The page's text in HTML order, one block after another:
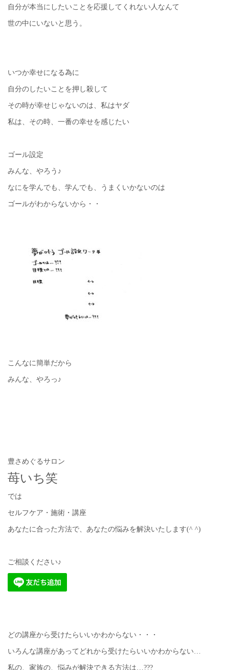
自分が本当にしたいことを応援してくれない人なんて
世の中にいないと思う。
いつか幸せになる為に
自分のしたいことを押し殺して
その時が幸せじゃないのは、私はヤダ
私は、その時、一番の幸せを感じたい
ゴール設定
みんな、やろう♪
なにを学んでも、学んでも、うまくいかないのは
ゴールがわからないから・・
こんなに簡単だから
みんな、やろっ♪
豊さめぐるサロン
苺いち笑
では
セルフケア・施術・講座
あなたに合った方法で、あなたの悩みを解決いたします(^ ^)
ご相談ください♪
どの講座から受けたらいいかわからない・・・
いろんな講座があってどれから受けたらいいかわからない…
私の、家族の、悩みが解決できる方法は…???